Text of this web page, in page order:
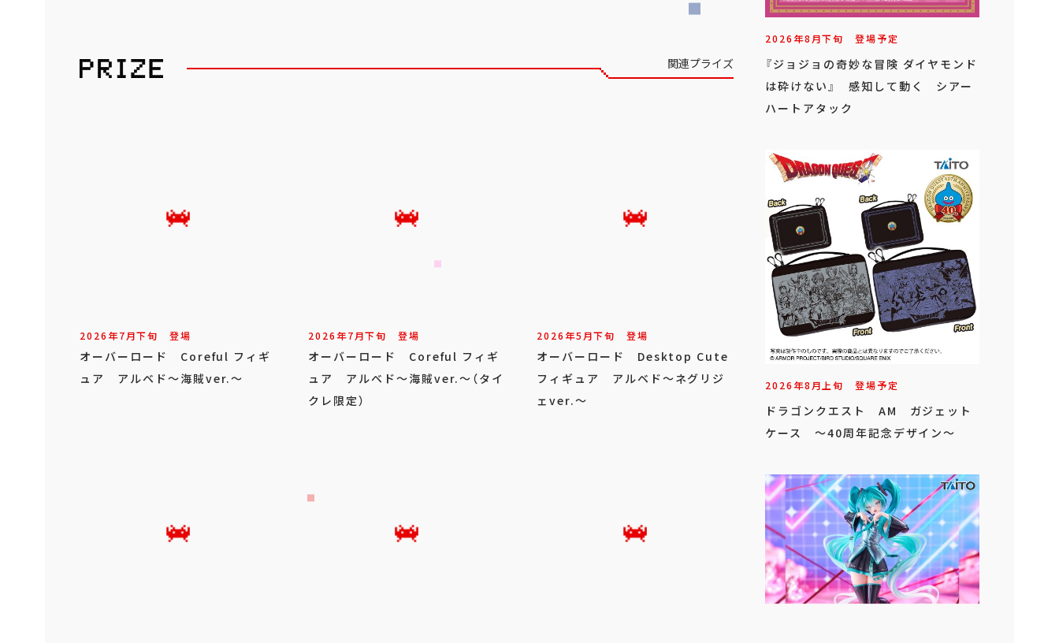
関連プライズ
2026年7月下旬 登場
オーバーロード Coreful フィギ
ュア アルベド～海賊ver.～
2026年7月下旬 登場
オーバーロード Coreful フィギ
ュア アルベド～海賊ver.～（タイ
クレ限定）
2026年5月下旬 登場
オーバーロード Desktop Cute
フィギュア アルベド～ネグリジ
ェver.～
2026年8月下旬 登場予定
『ジョジョの奇妙な冒険 ダイヤモンド
は砕けない』 感知して動く シアー
ハートアタック
2026年8月上旬 登場予定
ドラゴンクエスト AM ガジェット
ケース ～40周年記念デザイン～